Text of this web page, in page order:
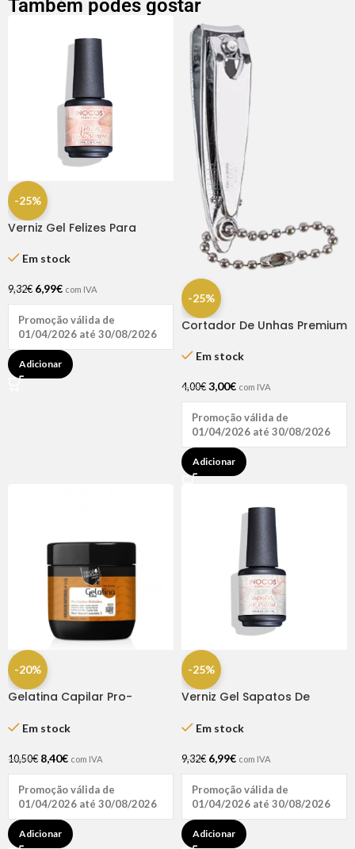
Também podes gostar
-25%
Verniz Gel Felizes Para
Em stock
9,32€ 6,99€ com IVA
Promoção válida de
01/04/2026 até 30/08/2026
Adicionar
-25%
Cortador De Unhas Premium
Em stock
4,00€ 3,00€ com IVA
Promoção válida de
01/04/2026 até 30/08/2026
Adicionar
-20%
Gelatina Capilar Pro-
Em stock
10,50€ 8,40€ com IVA
Promoção válida de
01/04/2026 até 30/08/2026
Adicionar
-25%
Verniz Gel Sapatos De
Em stock
9,32€ 6,99€ com IVA
Promoção válida de
01/04/2026 até 30/08/2026
Adicionar